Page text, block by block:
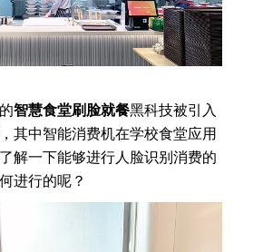
智慧食堂刷脸就餐黑科技被引入
其中智能消费机在学校食堂应用
解一下能够进行人脸识别消费的
进行的呢？